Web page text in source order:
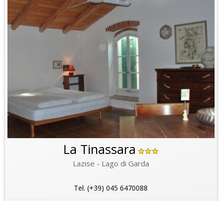
La Tinassara
Lazise - Lago di Garda
Tel. (+39) 045 6470088